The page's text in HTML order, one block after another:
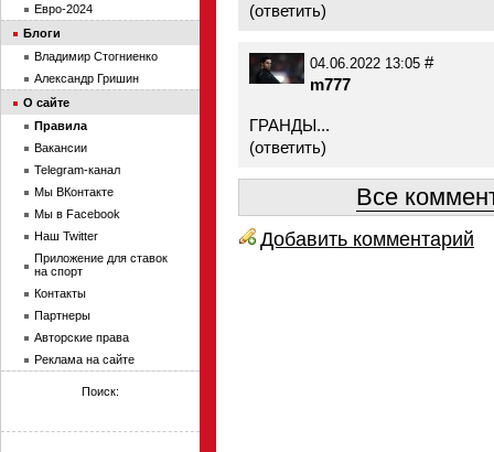
(ответить)
04.06.2022 13:05 #
m777
ГРАНДЫ...
(ответить)
Все
Добавить комментарий
Евро-2024
Блоги
Владимир Стогниенко
Александр Гришин
О сайте
Правила
Вакансии
Telegram-канал
Мы ВКонтакте
Мы в Facebook
Наш Twitter
Приложение для ставок
на спорт
Контакты
Партнеры
Авторские права
Реклама на сайте
Поиск: